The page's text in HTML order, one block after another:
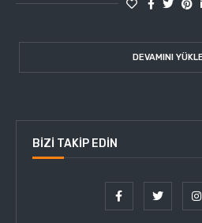
DEVAMINI YÜKLE
BIZI TAKIP EDIN